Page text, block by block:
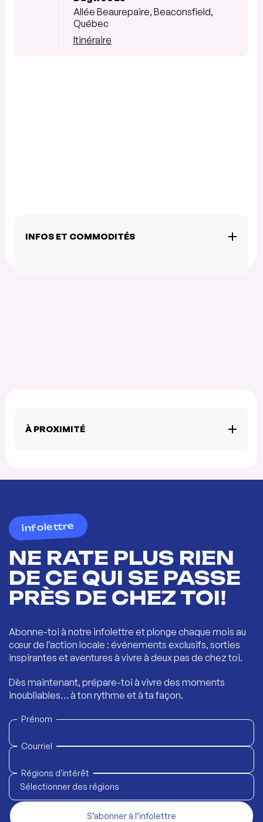
Allée Beaurepaire, Beaconsfield,
Québec
Itinéraire
INFOS ET COMMODITÉS
À PROXIMITÉ
infolettre
NE RATE PLUS RIEN
DE CE QUI SE PASSE
PRÈS DE CHEZ TOI!
Abonne-toi à notre infolettre et plonge chaque mois au
cœur de l’action locale : événements exclusifs, sorties
inspirantes et aventures à vivre à deux pas de chez toi.
Dès maintenant, prépare-toi à vivre des moments
inoubliables… à ton rythme et à ta façon.
Prénom
Courriel
Régions d'intérêt
Sélectionner des régions
S’abonner à l’infolettre